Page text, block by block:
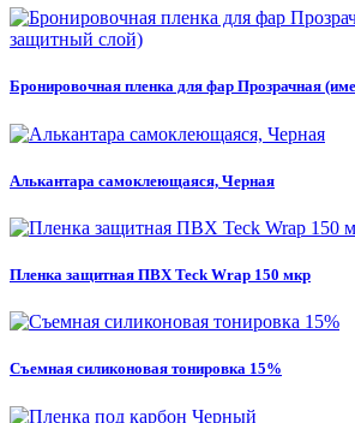
Бронировочная пленка для фар Прозрачная
Алькантара самоклеющаяся, Черная
Пленка защитная ПВХ Teck Wrap 150 мкр
Съемная силиконовая тонировка 15%